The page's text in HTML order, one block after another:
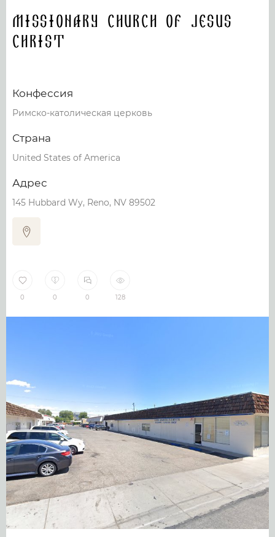
Missionary Church Of Jesus
christ
Конфессия
Римско-католическая церковь
Страна
United States of America
Адрес
145 Hubbard Wy, Reno, NV 89502
0 0 0 128